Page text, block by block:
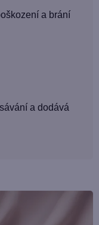
a brání
a dodává